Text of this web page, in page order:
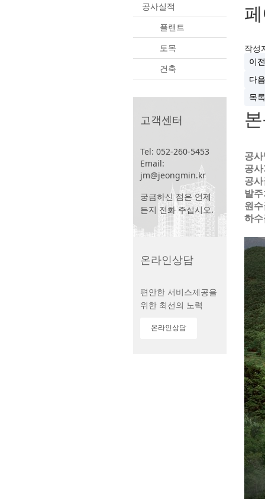
공사실적
플랜트
토목
건축
고객센터
Tel: 052-260-5453
Email:
jm@jeongmin.kr
궁금하신 점은 언제
든지 전화 주십시오.
온라인상담
편안한 서비스제공을
위한 최선의 노력
온라인상담
사
실
작성
이
다
목록
공
공
공
발
원
하